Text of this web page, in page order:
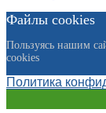
Файлы cookies
Пользуясь нашим
cookies
Политика